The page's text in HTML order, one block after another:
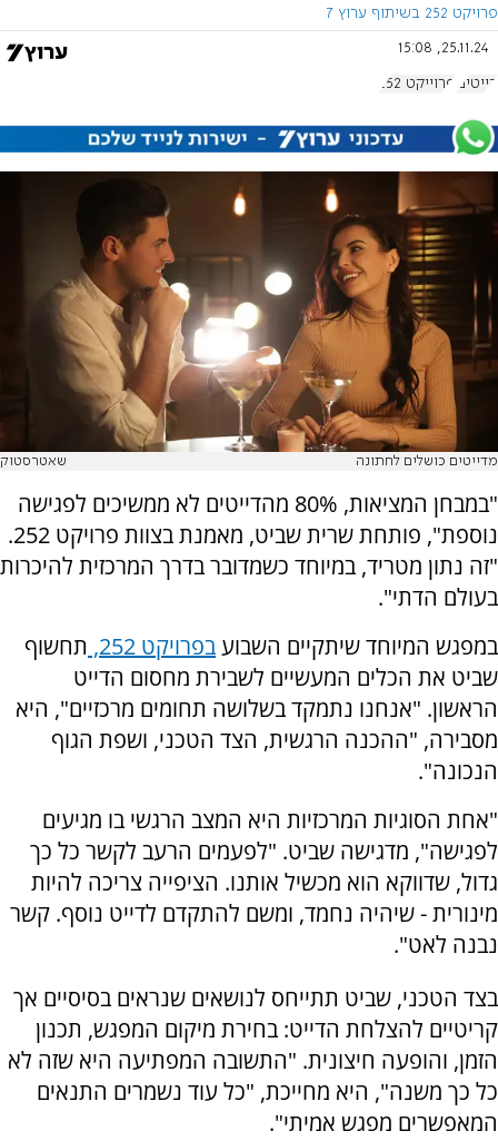
פרויקט 252 בשיתוף ערוץ 7
25.11.24, 15:08
דייטים פרוייקט 252
מדייטים כושלים לחתונה שאטרסטוק
"במבחן המציאות, 80% מהדייטים לא ממשיכים לפגישה
נוספת", פותחת שרית שביט, מאמנת בצוות פרויקט 252.
"זה נתון מטריד, במיוחד כשמדובר בדרך המרכזית להיכרות
בעולם הדתי".
במפגש המיוחד שיתקיים השבועבפרויקט 252,
תחשוף
שביט את הכלים המעשיים לשבירת מחסום הדייט
הראשון. "אנחנו נתמקד בשלושה תחומים מרכזיים", היא
מסבירה, "ההכנה הרגשית, הצד הטכני, ושפת הגוף
הנכונה".
"אחת הסוגיות המרכזיות היא המצב הרגשי בו מגיעים
לפגישה", מדגישה שביט. "לפעמים הרעב לקשר כל כך
גדול, שדווקא הוא מכשיל אותנו. הציפייה צריכה להיות
מינורית - שיהיה נחמד, ומשם להתקדם לדייט נוסף. קשר
נבנה לאט".
בצד הטכני, שביט תתייחס לנושאים שנראים בסיסיים אך
קריטיים להצלחת הדייט: בחירת מיקום המפגש, תכנון
הזמן, והופעה חיצונית. "התשובה המפתיעה היא שזה לא
כל כך משנה", היא מחייכת, "כל עוד נשמרים התנאים
המאפשרים מפגש אמיתי".